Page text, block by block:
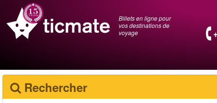
Billets en ligne pour
vos destinations de
voyage
Rechercher